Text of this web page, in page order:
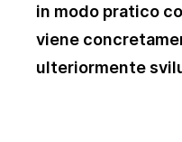
in modo pratico
viene
ulteriormente